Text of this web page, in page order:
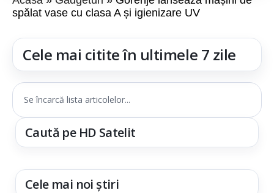
spălat vase cu clasa A și igienizare UV
Cele mai citite în ultimele 7 zile
Se încarcă lista articolelor...
Caută pe HD Satelit
Cele mai noi știri